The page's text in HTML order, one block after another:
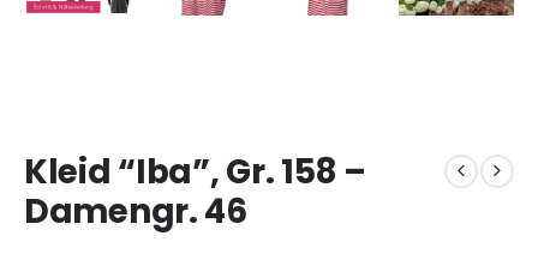
Kleid “Iba”, Gr. 158 –
Damengr. 46